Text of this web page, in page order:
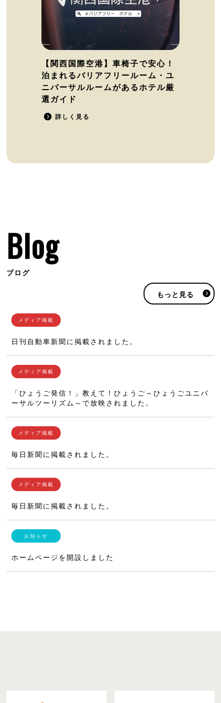
【関西国際空港】車椅子で安心！
泊まれるバリアフリールーム・ユ
ニバーサルルームがあるホテル厳
選ガイド
詳しく見る
Blog
ブログ
もっと見る
日刊自動車新聞に掲載されました。
「ひょうご発信！」教えて！ひょうご～ひょうごユニバ
ーサルツーリズム～で放映されました。
毎日新聞に掲載されました。
毎日新聞に掲載されました。
ホームページを開設しました